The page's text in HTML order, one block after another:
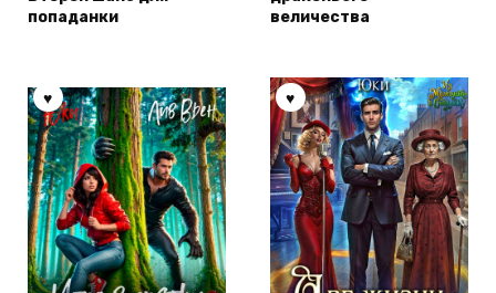
попаданки
величества